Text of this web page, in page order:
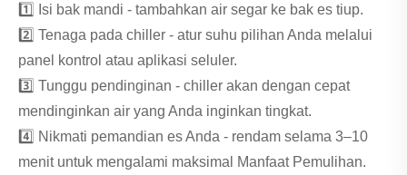
1️⃣ Isi bak mandi - tambahkan air segar ke bak es tiup.
2️⃣ Tenaga pada chiller - atur suhu pilihan Anda melalui
panel kontrol atau aplikasi seluler.
3️⃣ Tunggu pendinginan - chiller akan dengan cepat
mendinginkan air yang Anda inginkan tingkat.
4️⃣ Nikmati pemandian es Anda - rendam selama 3–10
menit untuk mengalami maksimal Manfaat Pemulihan.